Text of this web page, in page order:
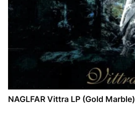
NAGLFAR Vittra LP (Gold Marble)